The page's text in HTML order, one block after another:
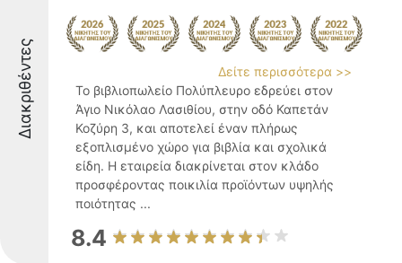
Διακριθέντες
Δείτε περισσότερα >>
Το βιβλιοπωλείο Πολύπλευρο εδρεύει στον
Άγιο Νικόλαο Λασιθίου, στην οδό Καπετάν
Κοζύρη 3, και αποτελεί έναν πλήρως
εξοπλισμένο χώρο για βιβλία και σχολικά
είδη. Η εταιρεία διακρίνεται στον κλάδο
προσφέροντας ποικιλία προϊόντων υψηλής
ποιότητας ...
8.4